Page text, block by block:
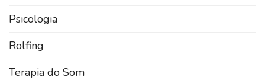
Psicologia
Rolfing
Terapia do Som